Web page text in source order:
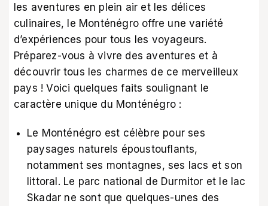
les aventures en plein air et les délices
culinaires, le Monténégro offre une variété
d’expériences pour tous les voyageurs.
Préparez-vous à vivre des aventures et à
découvrir tous les charmes de ce merveilleux
pays ! Voici quelques faits soulignant le
caractère unique du Monténégro :
Le Monténégro est célèbre pour ses
paysages naturels époustouflants,
notamment ses montagnes, ses lacs et son
littoral. Le parc national de Durmitor et le lac
Skadar ne sont que quelques-unes des